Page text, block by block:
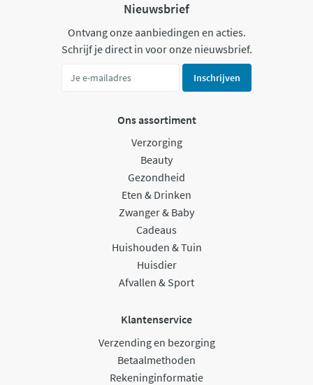
Nieuwsbrief
Ontvang onze aanbiedingen en acties.
Schrijf je direct in voor onze nieuwsbrief.
Inschrijven
Ons assortiment
Verzorging
Beauty
Gezondheid
Eten & Drinken
Zwanger & Baby
Cadeaus
Huishouden & Tuin
Huisdier
Afvallen & Sport
Klantenservice
Verzending en bezorging
Betaalmethoden
Rekeninginformatie